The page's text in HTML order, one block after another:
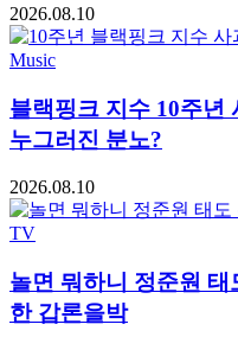
2026.08.10
Music
블랙핑크 지수 10주년
누그러진 분노?
2026.08.10
TV
놀면 뭐하니 정준원
한 갑론을박